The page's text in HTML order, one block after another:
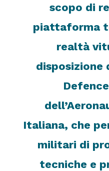
scopo di
piattaforma
realtà
disposizione
Italiana, che
militari di
tecniche e